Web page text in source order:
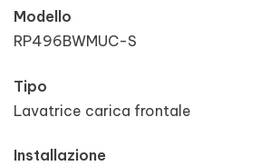
Modello
RP496BWMUC-S
Tipo
Lavatrice carica frontale
Installazione